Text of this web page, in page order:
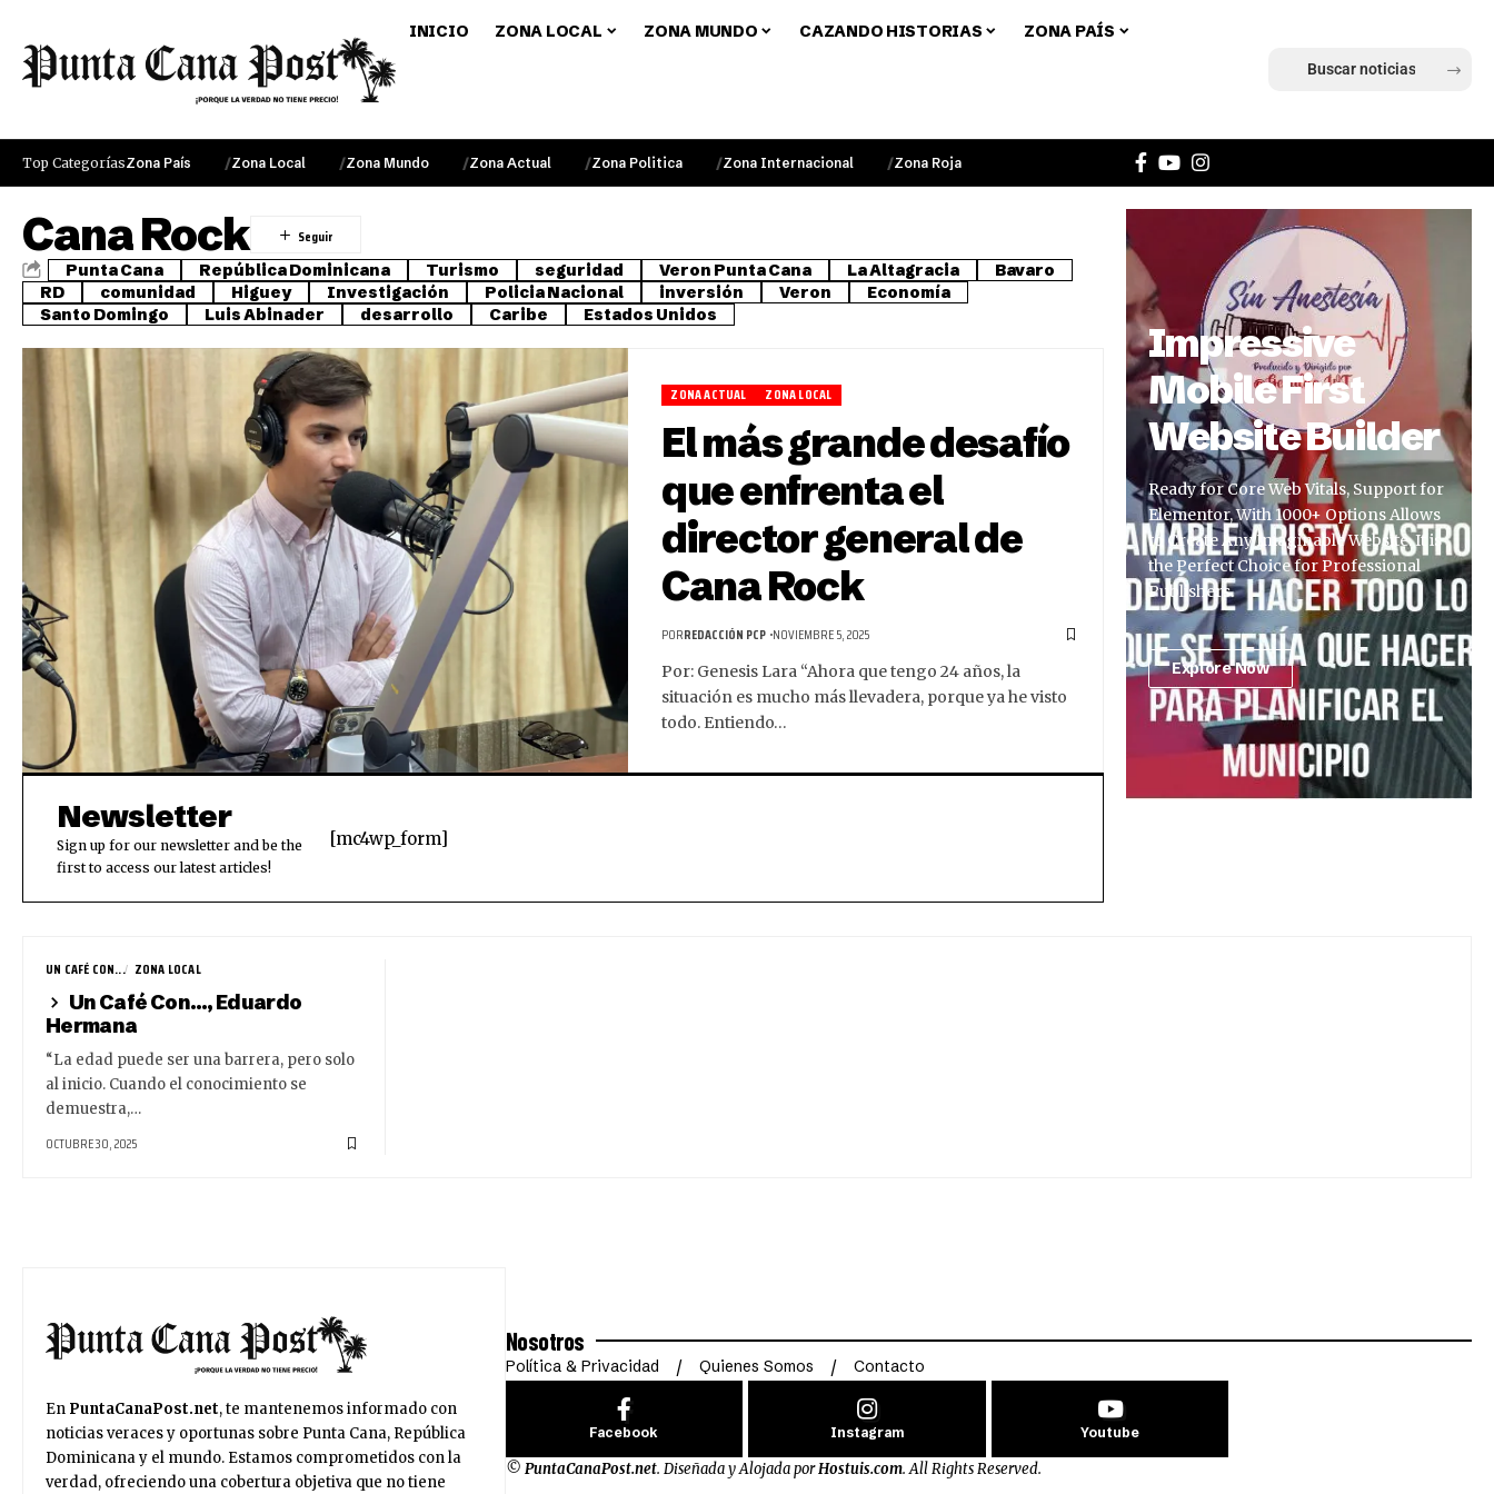
INICIO ZONA LOCAL ZONA MUNDO CAZANDO HISTORIAS ZONA PAÍS
Top CategoríasZona País Zona Local Zona Mundo Zona Actual Zona Politica Zona Internacional Zona Roja
Cana Rock
Punta Cana República Dominicana Turismo seguridad Veron Punta Cana La Altagracia
Bavaro
RD
comunidad Higuey Investigación Policia Nacional inversión Veron
Economía
Santo Domingo
Luis Abinader desarrollo Caribe Estados Unidos
ZONA ACTUAL ZONA LOCAL
El más grande desafío
que enfrenta el
director general de
Cana Rock
PORREDACCIÓN PCP NOVIEMBRE 5, 2025
Por: Genesis Lara “Ahora que tengo 24 años, la
situación es mucho más llevadera, porque ya he visto
todo. Entiendo…
Newsletter
Sign up for our newsletter and be the
first to access our latest articles!
[mc4wp_form]
Impressive
Mobile First
Website Builder
Ready for Core Web Vitals, Support for
Elementor, With 1000+ Options Allows
to Create Any Imaginable Website. It is
the Perfect Choice for Professional
Publishers.
Explore Now
UN CAFÉ CON... ZONA LOCAL
Un Café Con…, Eduardo
Hermana
“La edad puede ser una barrera, pero solo
al inicio. Cuando el conocimiento se
demuestra,…
OCTUBRE 30, 2025
En PuntaCanaPost.net, te mantenemos informado con
noticias veraces y oportunas sobre Punta Cana, República
Dominicana y el mundo. Estamos comprometidos con la
verdad, ofreciendo una cobertura objetiva que no tiene
Nosotros
Política & Privacidad Quienes Somos Contacto
Facebook Instagram Youtube
© PuntaCanaPost.net. Diseñada y Alojada porHostuis.com. All Rights Reserved.